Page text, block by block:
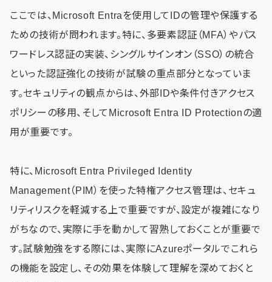
ここでは、Microsoft Entraを使用してIDの管理や保護する
ための技術が問われます。特に、多要素認証（MFA）やパス
ワードレス認証の実装、シングルサインオン（SSO）の統合
といった認証強化の技術が試験の重点部分となっていま
す。セキュリティの観点からは、外部IDや条件付きアクセス
ポリシーの移用、そしてMicrosoft Entra ID Protectionの適
用が重要です。
特に、Microsoft Entra Privileged Identity
Management（PIM）を使った特権アクセス管理は、セキュ
リティリスクを軽減する上で重要ですが、設定が複雑になり
がちなので、実際に手を動かして習熟しておくことが重要で
す。試験勉強をする際には、実際にAzureポータルでこれら
の機能を設定し、その効果を体験して理解を深めておくと